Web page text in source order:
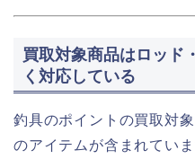
買取対象商品はロッド
く対応している
釣具のポイントの買取対
のアイテムが含まれてい